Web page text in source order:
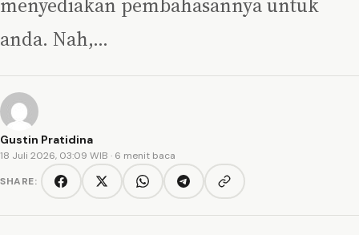
anda. Nah,…
Gustin Pratidina
18 Juli 2026, 03:09 WIB · 6 menit baca
SHARE:
FacebookTwitter/XWhatsAppTelegramCopy link